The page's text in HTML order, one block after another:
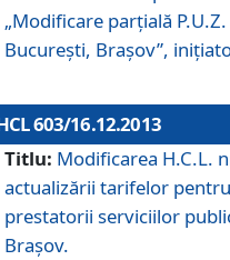
„Modificare parţială
Bucureşti, Braşov”,
603/16.12.2013
Titlu: Modificarea H.C.L.
actualizării tarifelor
prestatorii serviciilor
Braşov.